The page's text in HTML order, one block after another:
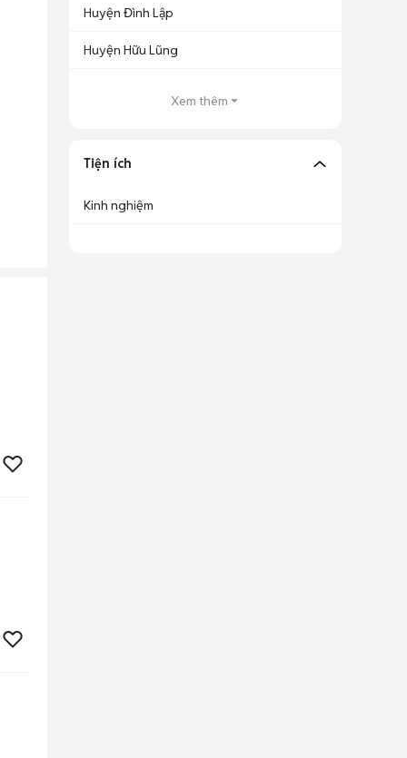
Huyện Đình Lập
Huyện Hữu Lũng
Xem thêm
Tiện ích
Kinh nghiệm